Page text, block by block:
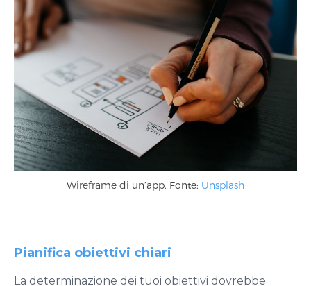
Wireframe di un’app. Fonte: Unsplash
Pianifica obiettivi chiari
La determinazione dei tuoi obiettivi dovrebbe